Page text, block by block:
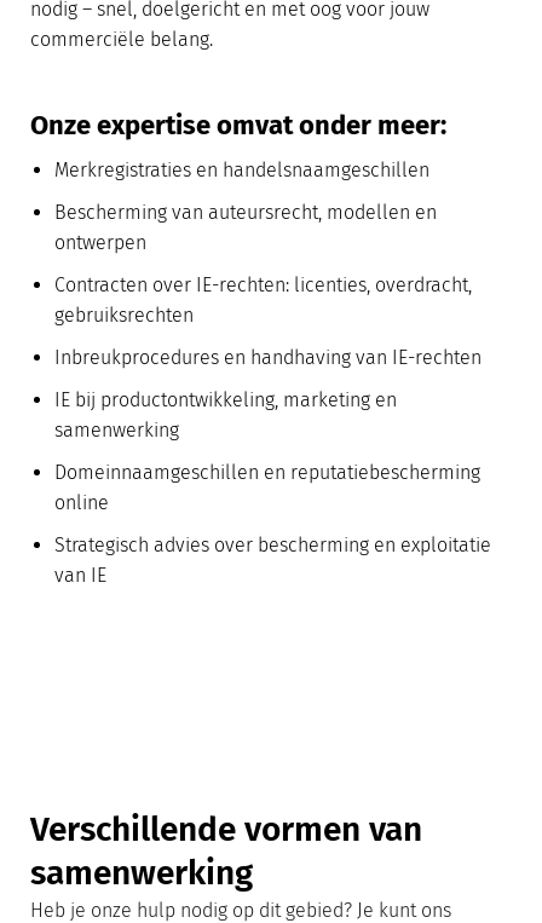
nodig – snel, doelgericht en met oog voor jouw
commerciële belang.
Onze expertise omvat onder meer:
Merkregistraties en handelsnaamgeschillen
Bescherming van auteursrecht, modellen en
ontwerpen
Contracten over IE-rechten: licenties, overdracht,
gebruiksrechten
Inbreukprocedures en handhaving van IE-rechten
IE bij productontwikkeling, marketing en
samenwerking
Domeinnaamgeschillen en reputatiebescherming
online
Strategisch advies over bescherming en exploitatie
van IE
Verschillende vormen van
samenwerking
Heb je onze hulp nodig op dit gebied? Je kunt ons